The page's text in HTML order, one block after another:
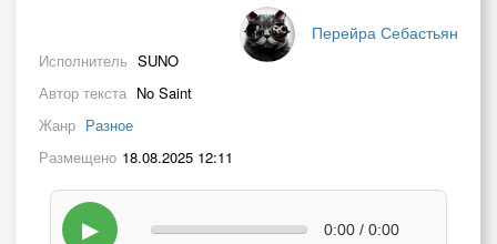
Перейра Себастьян
Исполнитель SUNO
Автор текста No Saint
Жанр Разное
Размещено 18.08.2025 12:11
▶ 0:00 / 0:00